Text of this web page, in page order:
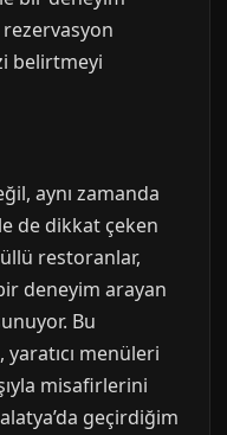
belirtmeyi
aynı zamanda
de dikkat çeken
restoranlar,
deneyim arayan
Bu
menüleri
misafirlerini
geçirdiğim